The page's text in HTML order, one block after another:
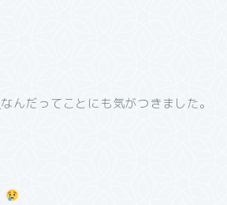
なんだってことにも気がつきました。